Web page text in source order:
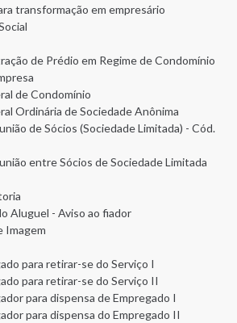
transformação em empresário
de Prédio em Regime de Condomínio
de Condomínio
Ordinária de Sociedade Anônima
de Sócios (Sociedade Limitada) - Cód.
entre Sócios de Sociedade Limitada
Aluguel - Aviso ao fiador
Imagem
para retirar-se do Serviço I
para retirar-se do Serviço II
para dispensa de Empregado I
para dispensa do Empregado II